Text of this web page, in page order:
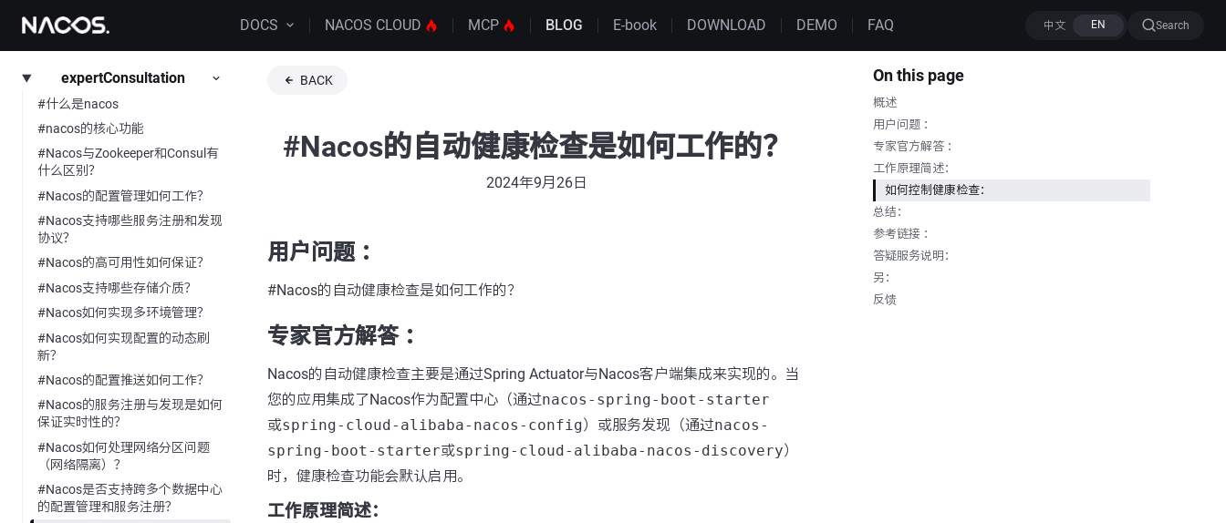
DOCS NACOS CLOUD MCP BLOG E-book DOWNLOAD DEMO FAQ Search
expertConsultation
#什么是nacos
#nacos的核心功能
#Nacos与Zookeeper和Consul有
什么区别？
#Nacos的配置管理如何工作？
#Nacos支持哪些服务注册和发现
协议？
#Nacos的高可用性如何保证？
#Nacos支持哪些存储介质？
#Nacos如何实现多环境管理？
#Nacos如何实现配置的动态刷
新？
#Nacos的配置推送如何工作？
#Nacos的服务注册与发现是如何
保证实时性的？
#Nacos如何处理网络分区问题
（网络隔离）？
#Nacos是否支持跨多个数据中心
的配置管理和服务注册？
BACK
#Nacos的自动健康检查是如何工作的？
2024年9月26日
用户问题 ：
#Nacos的自动健康检查是如何工作的？
专家官方解答 ：
Nacos的自动健康检查主要是通过Spring Actuator与Nacos客户端集成来实现的。当
您的应用集成了Nacos作为配置中心（通过nacos-spring-boot-starter
或spring-cloud-alibaba-nacos-config）或服务发现（通过nacos-
spring-boot-starter或spring-cloud-alibaba-nacos-discovery）
时，健康检查功能会默认启用。
工作原理简述：
On this page
概述
用户问题 ：
专家官方解答 ：
工作原理简述：
如何控制健康检查：
总结：
参考链接 ：
答疑服务说明：
另：
反馈